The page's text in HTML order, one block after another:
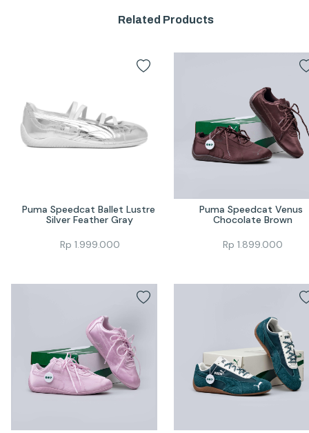
Related Products
Puma Speedcat Ballet Lustre
Silver Feather Gray
Rp 1.999.000
Puma Speedcat Venus
Chocolate Brown
Rp 1.899.000